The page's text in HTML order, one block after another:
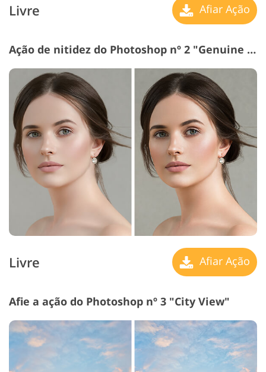
Livre Afiar Ação
Ação de nitidez do Photoshop nº 2 "Genuine Beauty"
Livre Afiar Ação
Afie a ação do Photoshop nº 3 "City View"